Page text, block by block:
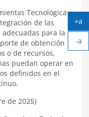
Tecnológicas:
de las
para la
de obtención
o de recursos,
puedan operar en
definidos en el
de 2025)
+a
-a